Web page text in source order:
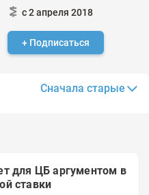
с 2 апреля 2018
+ Подписаться
Сначала старые
для ЦБ аргументом в
ставки